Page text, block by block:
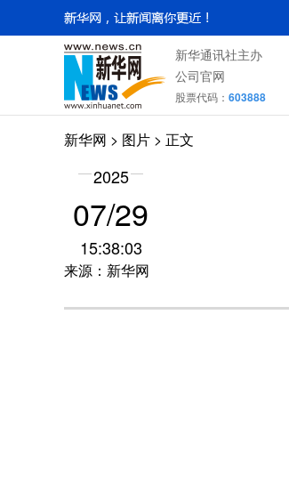
新华通讯社主办
公司官网
股票代码： 603888
新华网 > 图片 > 正文
2025
07/29
15:38:03
来源：新华网